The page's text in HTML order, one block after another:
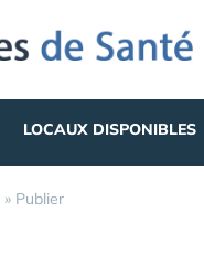
LOCAUX DISPONIBLES
» Publier